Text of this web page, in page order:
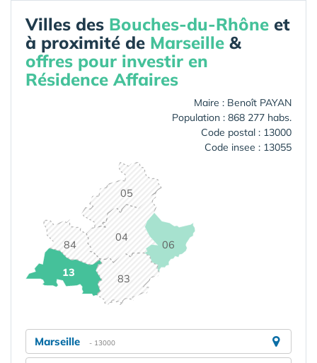
Villes des Bouches-du-Rhône et
à proximité de Marseille &
offres pour investir en
Résidence Affaires
Maire : Benoît PAYAN
Population : 868 277 habs.
Code postal : 13000
Code insee : 13055
04
05
06
13 83
84
Marseille - 13000